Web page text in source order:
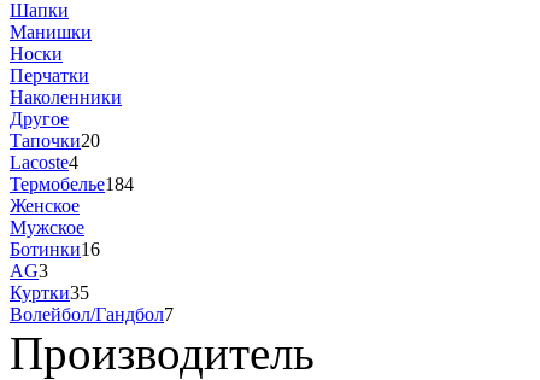
Шапки
Манишки
Носки
Перчатки
Наколенники
Другое
Тапочки20
Lacoste4
Термобелье184
Женское
Мужское
Ботинки16
AG3
Куртки35
Волейбол/Гандбол7
Производитель